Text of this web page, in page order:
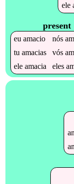
ele
present
euamacio nós
tuamacias vós
eleamacia eles